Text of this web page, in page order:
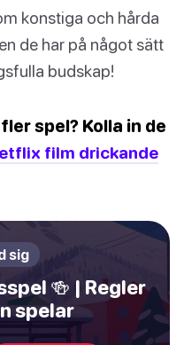
konstiga och hårda
de har på något sätt
budskap!
spel? Kolla in de
film drickande
sig
🍻 | Regler
spelar